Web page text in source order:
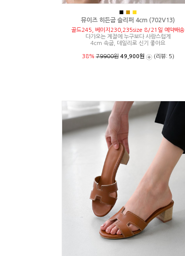
■ ■ ■
뮤이즈 히든굽 슬리퍼 4cm (702V13)
골드245, 베이지230,235size 8/21일 예약배송
다가오는 계절에 누구보다 사랑스럽게
4cm 속굽, 데일리로 신기 좋아요
38%79900원 49,900원 (리뷰: 5)